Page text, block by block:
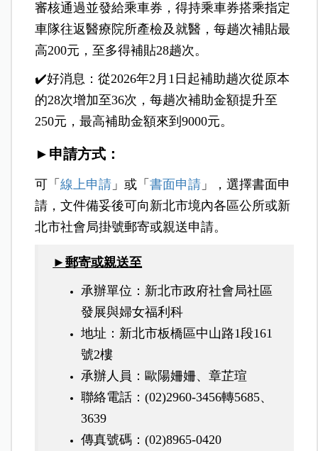
審核通過並發給乘車券，得持乘車券搭乘指定
車隊往返醫療院所產檢及就醫，每趟次補貼最
高200元，至多得補貼28趟次。
✔️好消息：從2026年2月1日起補助趟次從原本
的28次增加至36次，每趟次補助金額提升至
250元，最高補助金額來到9000元。
►申請方式：
可「線上申請 」或「書面申請 」，選擇書面申
請，文件備妥後可向新北市境內各區公所或新
北市社會局掛號郵寄或親送申請。
►郵寄或親送至
承辦單位：新北市政府社會局社區
發展與婦女福利科
地址：新北市板橋區中山路1段161
號2樓
承辦人員：歐陽姍姍、章芷瑄
聯絡電話：(02)2960-3456轉5685、
3639
傳真號碼：(02)8965-0420